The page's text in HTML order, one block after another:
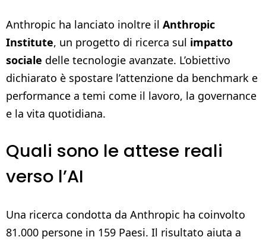
Anthropic ha lanciato inoltre il Anthropic
Institute, un progetto di ricerca sul impatto
sociale delle tecnologie avanzate. L’obiettivo
dichiarato è spostare l’attenzione da benchmark e
performance a temi come il lavoro, la governance
e la vita quotidiana.
Quali sono le attese reali
verso l’AI
Una ricerca condotta da Anthropic ha coinvolto
81.000 persone in 159 Paesi. Il risultato aiuta a